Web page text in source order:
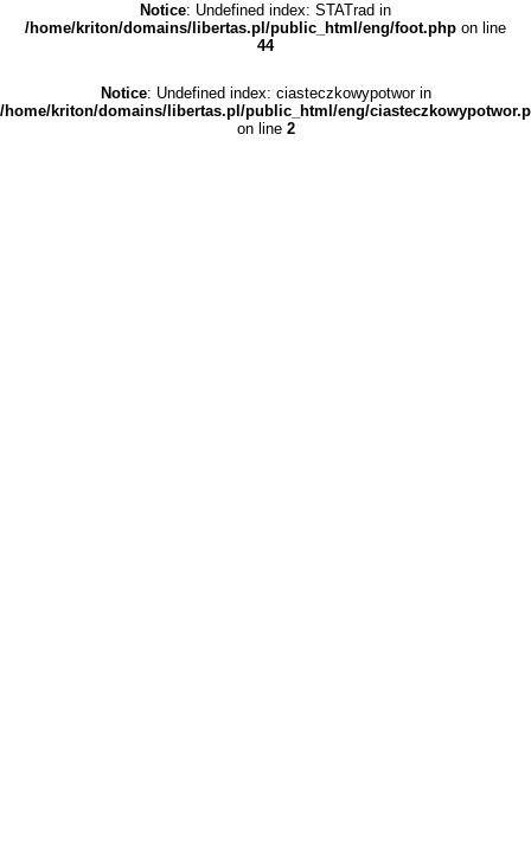
Notice: Undefined index: STATrad in
/home/kriton/domains/libertas.pl/public_html/eng/foot.php on line
44
Notice: Undefined index: ciasteczkowypotwor in
/home/kriton/domains/libertas.pl/public_html/eng/
on line 2